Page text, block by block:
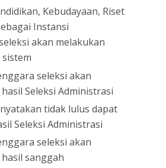
Kebudayaan, Riset
Instansi
akan melakukan
seleksi akan
Seleksi Administrasi
tidak lulus dapat
Seleksi Administrasi
seleksi akan
sanggah